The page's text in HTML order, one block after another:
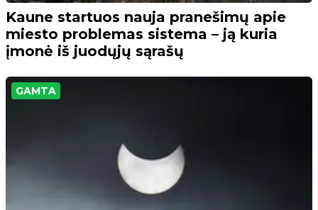
Kaune startuos nauja pranešimų apie
miesto problemas sistema – ją kuria
įmonė iš juodųjų sąrašų
GAMTA